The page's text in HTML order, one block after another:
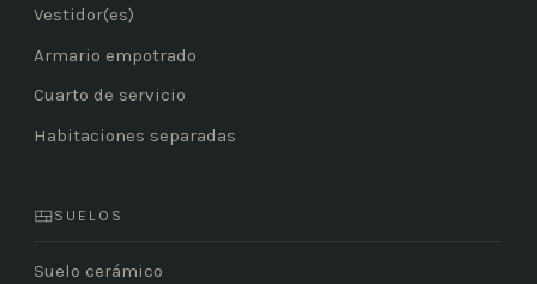
Vestidor(es)
Armario empotrado
Cuarto de servicio
Habitaciones separadas
SUELOS
Suelo cerámico